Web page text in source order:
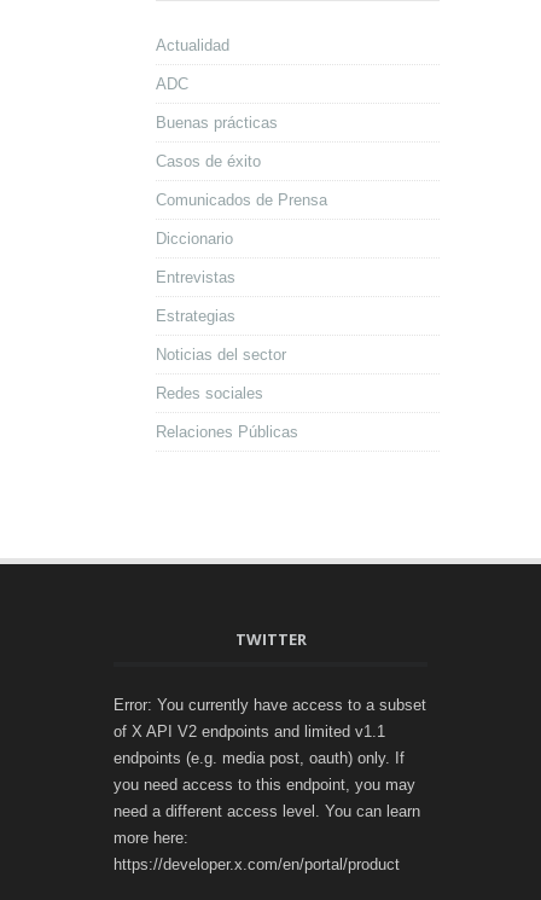
Actualidad
ADC
Buenas prácticas
Casos de éxito
Comunicados de Prensa
Diccionario
Entrevistas
Estrategias
Noticias del sector
Redes sociales
Relaciones Públicas
TWITTER
Error: You currently have access to a subset
of X API V2 endpoints and limited v1.1
endpoints (e.g. media post, oauth) only. If
you need access to this endpoint, you may
need a different access level. You can learn
more here:
https://developer.x.com/en/portal/product